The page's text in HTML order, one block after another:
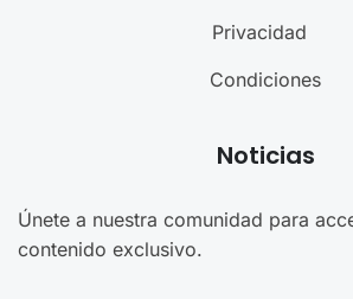
Privacidad
Condiciones
Noticias
Únete a nuestra comunidad para
contenido exclusivo.